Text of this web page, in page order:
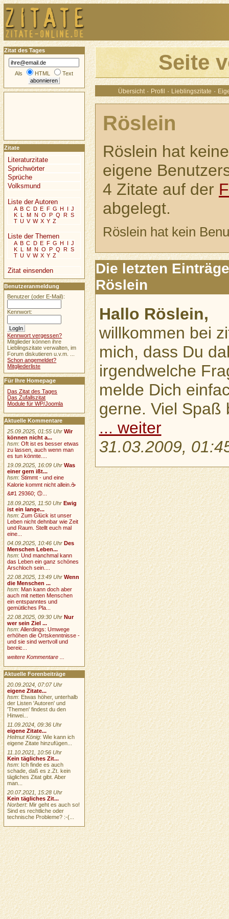
Seite
Übersicht · Profil · Lieblingszitate ·
Röslein
Röslein hat
eigene
4 Zitate auf der
abgelegt.
Röslein hat kein
Die letzten
Röslein
Hallo Röslein,
willkommen bei
mich, dass Du
irgendwelche
melde Dich
gerne. Viel Spaß
... weiter
31.03.2009,
Zitat des Tages
Als HTML Text
Zitate
Literaturzitate
Sprichwörter
Sprüche
Volksmund
Liste der Autoren
A B C D E F G H I J
K L M N O P Q R S
T U V W X Y Z
Liste der Themen
A B C D E F G H I J
K L M N O P Q R S
T U V W X Y Z
Zitat einsenden
Benutzeranmeldung
Benutzer (oder E-Mail):
Kennwort:
Kennwort vergessen?
Mitglieder können ihre
Lieblingszitate verwalten, im
Forum diskutieren u.v.m. ...
Schon angemeldet?
Mitgliederliste
Für Ihre Homepage
Das Zitat des Tages
Das Zufallszitat
Module für WP/Joomla
Aktuelle Kommentare
25.09.2025, 01:55 Uhr Wir
können nicht a...
hsm:Oft ist es besser etwas
zu lassen, auch wenn man
es tun könnte....
19.09.2025, 16:09 Uhr Was
einer gern ißt...
hsm:Stimmt - und eine
Kalorie kommt nicht allein.☕
&#1 29360; 🙃...
18.09.2025, 11:50 Uhr Ewig
ist ein lange...
hsm:Zum Glück ist unser
Leben nicht dehnbar wie Zeit
und Raum. Stellt euch mal
eine...
04.09.2025, 10:46 Uhr Des
Menschen Leben...
hsm:Und manchmal kann
das Leben ein ganz schönes
Arschloch sein....
22.08.2025, 13:49 Uhr Wenn
die Menschen ...
hsm:Man kann doch aber
auch mit netten Menschen
ein entspanntes und
gemütliches Pla...
22.08.2025, 09:30 Uhr Nur
wer sein Ziel ...
hsm:Allerdings: Umwege
erhöhen die Ortskenntnisse -
und sie sind wertvoll und
bereic...
weitere Kommentare ...
Aktuelle Forenbeiträge
20.09.2024, 07:07 Uhr
eigene Zitate...
hsm: Etwas höher, unterhalb
der Listen 'Autoren' und
'Themen' findest du den
Hinwei...
11.09.2024, 09:36 Uhr
eigene Zitate...
Helmut König: Wie kann ich
eigene Zitate hinzufügen...
11.10.2021, 10:56 Uhr
Kein tägliches Zit...
hsm: Ich finde es auch
schade, daß es z.Zt. kein
tägliches Zitat gibt. Aber
man...
20.07.2021, 15:28 Uhr
Kein tägliches Zit...
Norbert: Mir geht es auch so!
Sind es rechtliche oder
technische Probleme? :-(...